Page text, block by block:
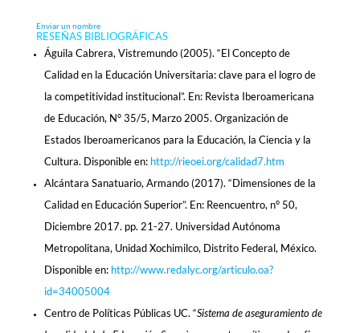
Enviar un nombre
RESEÑAS BIBLIOGRÁFICAS
Águila Cabrera, Vistremundo (2005). “El Concepto de
Calidad en la Educación Universitaria: clave para el logro de
la competitividad institucional”. En: Revista Iberoamericana
de Educación, N° 35/5, Marzo 2005. Organización de
Estados Iberoamericanos para la Educación, la Ciencia y la
Cultura. Disponible en: http://rieoei.org/calidad7.htm
Alcántara Sanatuario, Armando (2017). “Dimensiones de la
Calidad en Educación Superior”. En: Reencuentro, n° 50,
Diciembre 2017. pp. 21-27. Universidad Autónoma
Metropolitana, Unidad Xochimilco, Distrito Federal, México.
Disponible en: http://www.redalyc.org/articulo.oa?
id=34005004
Centro de Políticas Públicas UC. “Sistema de aseguramiento de